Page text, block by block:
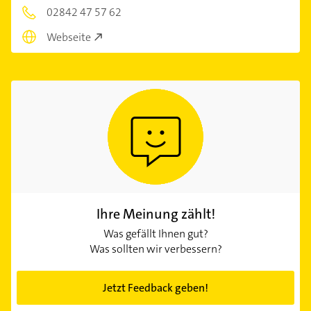
02842 47 57 62
Webseite
Ihre Meinung zählt!
Was gefällt Ihnen gut?
Was sollten wir verbessern?
Jetzt Feedback geben!